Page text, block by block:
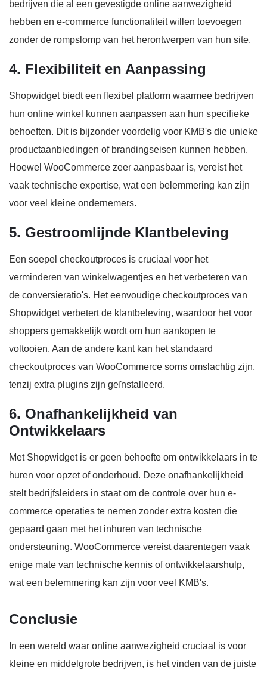
bedrijven die al een gevestigde online aanwezigheid
hebben en e-commerce functionaliteit willen toevoegen
zonder de rompslomp van het herontwerpen van hun site.
4. Flexibiliteit en Aanpassing
Shopwidget biedt een flexibel platform waarmee bedrijven
hun online winkel kunnen aanpassen aan hun specifieke
behoeften. Dit is bijzonder voordelig voor KMB's die unieke
productaanbiedingen of brandingseisen kunnen hebben.
Hoewel WooCommerce zeer aanpasbaar is, vereist het
vaak technische expertise, wat een belemmering kan zijn
voor veel kleine ondernemers.
5. Gestroomlijnde Klantbeleving
Een soepel checkoutproces is cruciaal voor het
verminderen van winkelwagentjes en het verbeteren van
de conversieratio's. Het eenvoudige checkoutproces van
Shopwidget verbetert de klantbeleving, waardoor het voor
shoppers gemakkelijk wordt om hun aankopen te
voltooien. Aan de andere kant kan het standaard
checkoutproces van WooCommerce soms omslachtig zijn,
tenzij extra plugins zijn geïnstalleerd.
6. Onafhankelijkheid van
Ontwikkelaars
Met Shopwidget is er geen behoefte om ontwikkelaars in te
huren voor opzet of onderhoud. Deze onafhankelijkheid
stelt bedrijfsleiders in staat om de controle over hun e-
commerce operaties te nemen zonder extra kosten die
gepaard gaan met het inhuren van technische
ondersteuning. WooCommerce vereist daarentegen vaak
enige mate van technische kennis of ontwikkelaarshulp,
wat een belemmering kan zijn voor veel KMB's.
Conclusie
In een wereld waar online aanwezigheid cruciaal is voor
kleine en middelgrote bedrijven, is het vinden van de juiste